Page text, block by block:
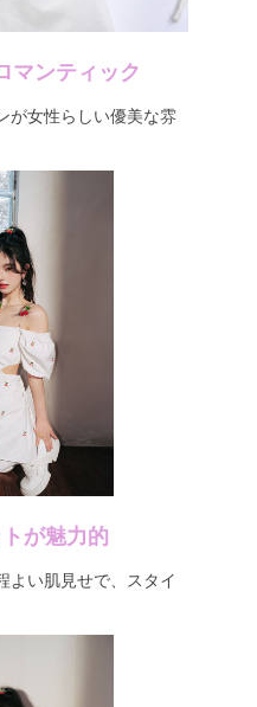
マンティック
が女性らしい優美な雰
が魅力的
よい肌見せで、スタイ